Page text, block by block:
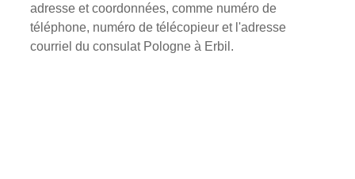
adresse et coordonnées, comme numéro de
téléphone, numéro de télécopieur et l'adresse
courriel du consulat Pologne à Erbil.